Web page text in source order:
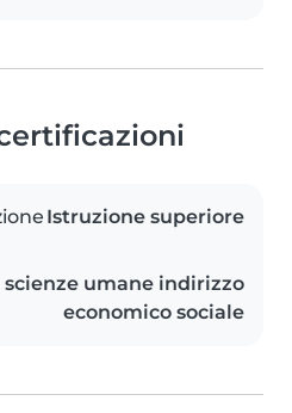
Istruzione superiore
scienze umane indirizzo
economico sociale